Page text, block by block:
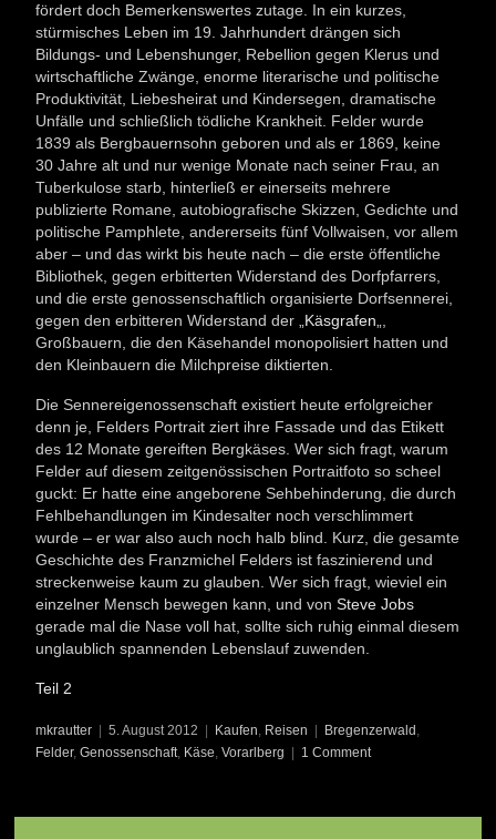
fördert doch Bemerkenswertes zutage. In ein kurzes,
stürmisches Leben im 19. Jahrhundert drängen sich
Bildungs- und Lebenshunger, Rebellion gegen Klerus und
wirtschaftliche Zwänge, enorme literarische und politische
Produktivität, Liebesheirat und Kindersegen, dramatische
Unfälle und schließlich tödliche Krankheit. Felder wurde
1839 als Bergbauernsohn geboren und als er 1869, keine
30 Jahre alt und nur wenige Monate nach seiner Frau, an
Tuberkulose starb, hinterließ er einerseits mehrere
publizierte Romane, autobiografische Skizzen, Gedichte und
politische Pamphlete, andererseits fünf Vollwaisen, vor allem
aber – und das wirkt bis heute nach – die erste öffentliche
Bibliothek, gegen erbitterten Widerstand des Dorfpfarrers,
und die erste genossenschaftlich organisierte Dorfsennerei,
gegen den erbitteren Widerstand der „ Käsgrafen
Großbauern, die den Käsehandel monopolisiert hatten und
den Kleinbauern die Milchpreise diktierten.
Die Sennereigenossenschaft existiert heute erfolgreicher
denn je, Felders Portrait ziert ihre Fassade und das Etikett
des 12 Monate gereiften Bergkäses. Wer sich fragt, warum
Felder auf diesem zeitgenössischen Portraitfoto so scheel
guckt: Er hatte eine angeborene Sehbehinderung, die durch
Fehlbehandlungen im Kindesalter noch verschlimmert
wurde – er war also auch noch halb blind. Kurz, die gesamte
Geschichte des Franzmichel Felders ist faszinierend und
streckenweise kaum zu glauben. Wer sich fragt, wieviel ein
einzelner Mensch bewegen kann, und von Steve Jobs
gerade mal die Nase voll hat, sollte sich ruhig einmal diesem
unglaublich spannenden Lebenslauf zuwenden.
Teil 2
mkrautter 5. August 2012 Kaufen Reisen Bregenzerwald
Felder,Genossenschaft Käse ,Vorarlberg 1 Comment